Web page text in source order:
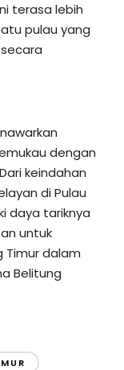
terasa lebih
pulau yang
dengan
keindahan
di Pulau
daya tariknya
untuk
Timur dalam
Belitung